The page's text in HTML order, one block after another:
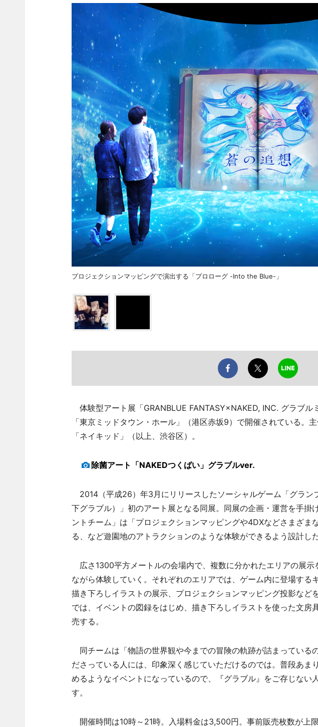
プロジェクションマッピングで演出する「プロローグ -Into the Blue-」
体験型アート展「GRANBLUE FANTASY×NAKED, INC. グラブル
「東京ミッドタウン・ホール」（港区赤坂9）で開催されている。
「ネイキッド」（以上、渋谷区）。
除菌アート「NAKEDつくばい」グラブルver.
2014（平成26）年3月にリリースしたソーシャルゲーム「グラン
下グラブル）」初のアート展となる同展。同展の企画・運営を手掛
ントチーム」は「プロジェクションマッピングや4DXなどさまざま
る、など遊園地のアトラクションのような体験ができるよう設計し
広さ1300平方メートルの会場内で、複数に分かれたエリアの展示
ながら体験していく。それぞれのエリアでは、ゲーム内に登場する
描き下ろしイラストの展示、プロジェクションマッピング投影など
では、イベントの図録をはじめ、描き下ろしイラストを使った文房
売する。
同チームは「物語の世界観や今までの冒険の軌跡が詰まっている
ださっている人には、印象深く感じていただけるのでは。普段あま
めるようなイベントになっているので、『グラブル』をご存じない
す。
開催時間は10時～21時。入場料金は3,500円。事前販売枚数が上